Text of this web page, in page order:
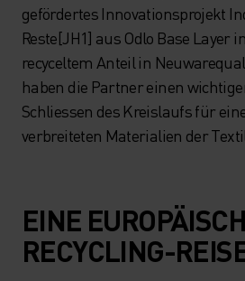
gefördertes Innovationsprojekt
Reste[JH1] aus Odlo Base Layer
recyceltem Anteil in
haben die Partner einen
Schliessen des Kreislaufs für
verbreiteten Materialien der
EINE
RECYCLING-